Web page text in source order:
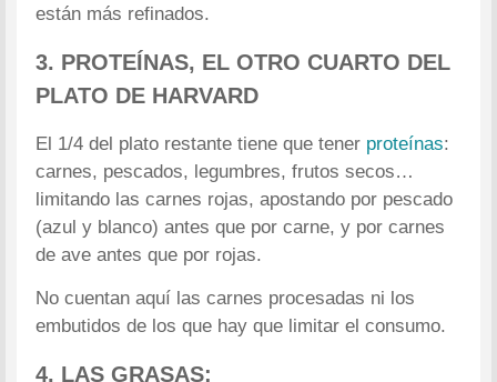
están más refinados.
3. PROTEÍNAS, EL OTRO CUARTO DEL
PLATO DE HARVARD
El 1/4 del plato restante tiene que tener proteínas:
carnes, pescados, legumbres, frutos secos…
limitando las carnes rojas, apostando por pescado
(azul y blanco) antes que por carne, y por carnes
de ave antes que por rojas.
No cuentan aquí las carnes procesadas ni los
embutidos de los que hay que limitar el consumo.
4. LAS GRASAS: